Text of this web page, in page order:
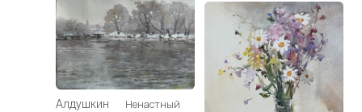
Алдушкин
Ненастный